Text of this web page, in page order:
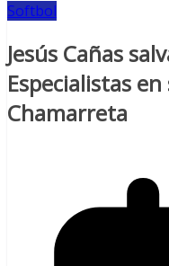
Softbol
Jesús Cañas
Especialistas
Chamarreta